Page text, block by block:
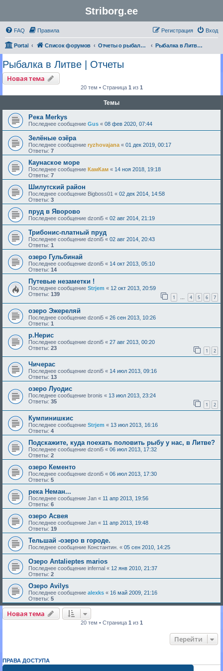
Striborg.ee
FAQ Правила Вход
Регистрация
Portal Список форумов Отчеты о рыбалке и не только Рыбалка в Литве | Отчеты
Рыбалка в Литве | Отчеты
Новая тема
20 тем • Страница 1 из 1
Темы
Река Merkys
Последнее сообщение Gus « 08 фев 2020, 07:44
Зелёные озёра
Последнее сообщение ryzhovajana « 01 дек 2019, 00:17
Ответы: 7
Каунаское море
Последнее сообщение КамКам « 14 ноя 2018, 19:18
Ответы: 7
Шилутский район
Последнее сообщение Bigboss01 « 02 дек 2014, 14:58
Ответы: 3
пруд в Яворово
Последнее сообщение dzoni5 « 02 авг 2014, 21:19
Трибонис-платный пруд
Последнее сообщение dzoni5 « 02 авг 2014, 20:43
Ответы: 1
озеро Гульбинай
Последнее сообщение dzoni5 « 14 окт 2013, 05:10
Ответы: 14
Путевые незаметки !
Последнее сообщение Strjem « 12 окт 2013, 20:59
Ответы: 139 1 … 4 5 6 7
озеро Эжереляй
Последнее сообщение dzoni5 « 26 сен 2013, 10:26
Ответы: 1
р.Нерис
Последнее сообщение dzoni5 « 27 авг 2013, 00:20
Ответы: 23 1 2
Чичерас
Последнее сообщение dzoni5 « 14 июл 2013, 09:16
Ответы: 13
озеро Луодис
Последнее сообщение bronis « 13 июл 2013, 23:24
Ответы: 35 1 2
Кумпинишкис
Последнее сообщение Strjem « 13 июл 2013, 16:16
Ответы: 4
Подскажите, куда поехать половить рыбу у нас, в Литве?
Последнее сообщение dzoni5 « 06 июл 2013, 17:32
Ответы: 2
озеро Кементо
Последнее сообщение dzoni5 « 06 июл 2013, 17:30
Ответы: 5
река Неман...
Последнее сообщение Jan « 11 апр 2013, 19:56
Ответы: 6
озеро Асвея
Последнее сообщение Jan « 11 апр 2013, 19:48
Ответы: 19
Тельшай -озеро в городе.
Последнее сообщение Константин. « 05 сен 2010, 14:25
Озеро Antalieptes marios
Последнее сообщение infernal « 12 янв 2010, 21:37
Ответы: 2
Озеро Avilys
Последнее сообщение alexks « 16 май 2009, 21:16
Ответы: 5
Новая тема
20 тем • Страница 1 из 1
Перейти
ПРАВА ДОСТУПА